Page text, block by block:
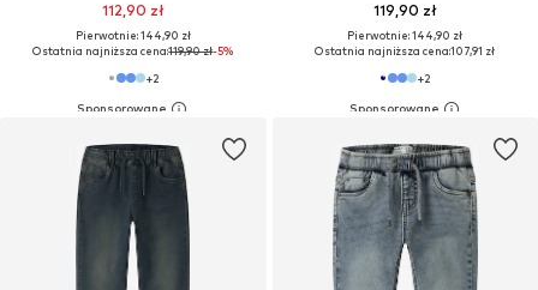
112,90 zł
Pierwotnie: 144,90 zł
Ostatnia najniższa cena:119,90 zł-5%
+2
119,90 zł
Pierwotnie: 144,90 zł
Ostatnia najniższa cena:107,91 zł
+2